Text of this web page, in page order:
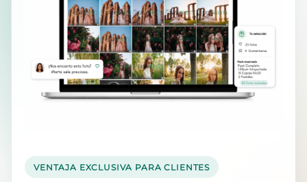
VENTAJA EXCLUSIVA PARA CLIENTES